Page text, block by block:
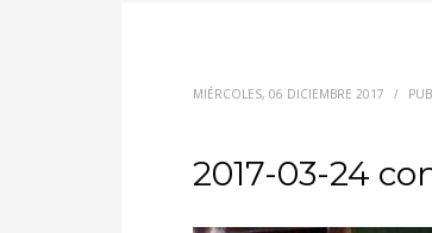
MIÉRCOLES, 06 DICIEMBRE 2017 /
2017-03-24